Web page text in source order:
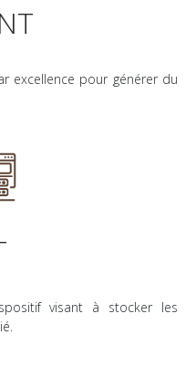
excellence pour générer du
visant à stocker les